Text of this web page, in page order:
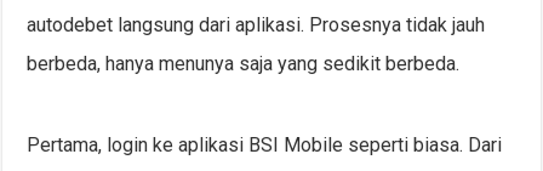
autodebet langsung dari aplikasi. Prosesnya tidak jauh
berbeda, hanya menunya saja yang sedikit berbeda.
Pertama, login ke aplikasi BSI Mobile seperti biasa. Dari